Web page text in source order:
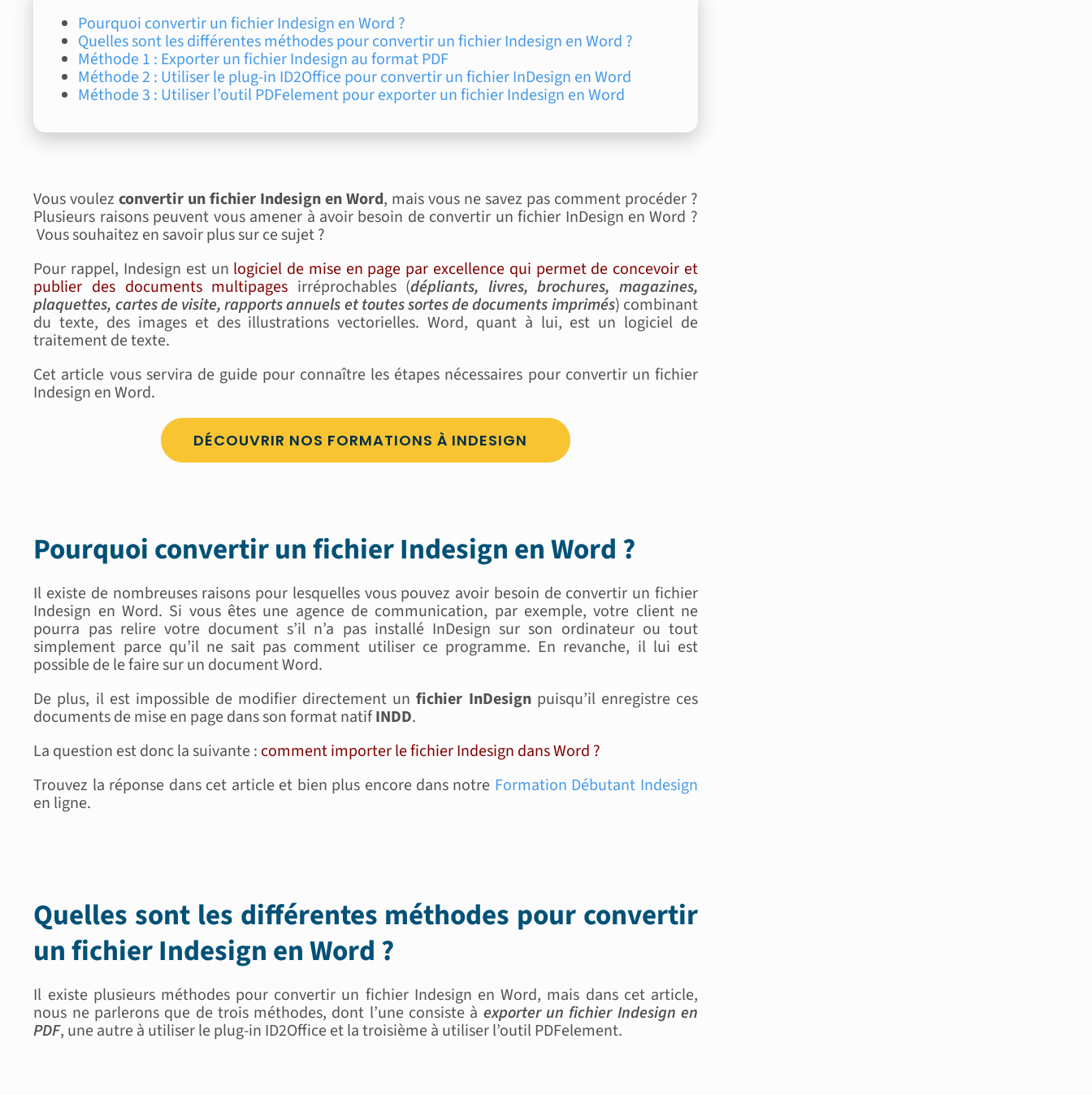
Pourquoi convertir un fichier Indesign en Word ?
Quelles sont les différentes méthodes pour convertir un fichier Indesign en Word ?
Méthode 1 : Exporter un fichier Indesign au format PDF
Méthode 2 : Utiliser le plug-in ID2Office pour convertir un fichier InDesign en Word
Méthode 3 : Utiliser l’outil PDFelement pour exporter un fichier Indesign en Word
Vous voulezconvertir un fichier Indesign en Word, mais vous ne savez pas comment procéder ?
Plusieurs raisons peuvent vous amener à avoir besoin de convertir un fichier InDesign en Word ?
Vous souhaitez en savoir plus sur ce sujet ?
Pour rappel, Indesign est un logiciel de mise en page par excellence qui permet de concevoir et
publier des documents multipages irréprochables (dépliants, livres, brochures, magazines,
plaquettes, cartes de visite, rapports annuels et toutes sortes de documents imprimés) combinant
du texte, des images et des illustrations vectorielles. Word, quant à lui, est un logiciel de
traitement de texte.
Cet article vous servira de guide pour connaître les étapes nécessaires pour convertir un fichier
Indesign en Word.
DÉCOUVRIR NOS FORMATIONS À INDESIGN
Pourquoi convertir un fichier Indesign en Word ?
Il existe de nombreuses raisons pour lesquelles vous pouvez avoir besoin de convertir un fichier
Indesign en Word. Si vous êtes une agence de communication, par exemple, votre client ne
pourra pas relire votre document s’il n’a pas installé InDesign sur son ordinateur ou tout
simplement parce qu’il ne sait pas comment utiliser ce programme. En revanche, il lui est
possible de le faire sur un document Word.
De plus, il est impossible de modifier directement un fichier InDesignpuisqu’il enregistre ces
documents de mise en page dans son format natifINDD.
La question est donc la suivante : comment importer le fichier Indesign dans Word ?
Trouvez la réponse dans cet article et bien plus encore dans notre Formation Débutant Indesign
en ligne.
Quelles sont les différentes méthodes pour convertir
un fichier Indesign en Word ?
Il existe plusieurs méthodes pour convertir un fichier Indesign en Word, mais dans cet article,
nous ne parlerons que de trois méthodes, dont l’une consiste à exporter un fichier Indesign en
PDF, une autre à utiliser le plug-in ID2Office et la troisième à utiliser l’outil PDFelement.